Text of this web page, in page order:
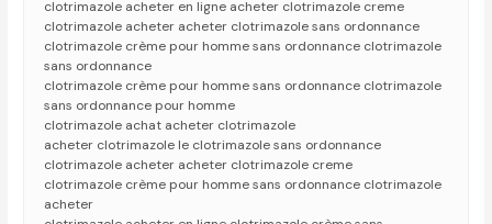
clotrimazole acheter en ligne acheter clotrimazole creme
clotrimazole acheter acheter clotrimazole sans ordonnance
clotrimazole crème pour homme sans ordonnance clotrimazole
sans ordonnance
clotrimazole crème pour homme sans ordonnance clotrimazole
sans ordonnance pour homme
clotrimazole achat acheter clotrimazole
acheter clotrimazole le clotrimazole sans ordonnance
clotrimazole acheter acheter clotrimazole creme
clotrimazole crème pour homme sans ordonnance clotrimazole
acheter